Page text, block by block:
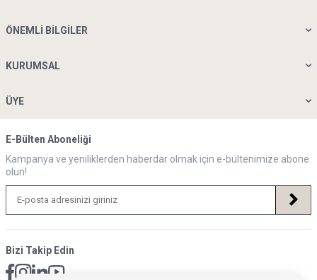
ÖNEMLI BILGILER
KURUMSAL
ÜYE
E-Bülten Aboneliği
Kampanya ve yeniliklerden haberdar olmak için e-bültenimize abone
olun!
Bizi Takip Edin